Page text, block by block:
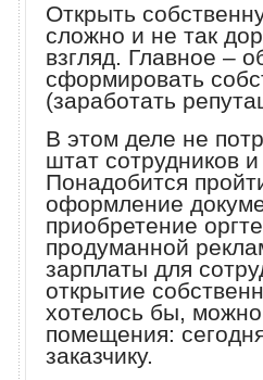
Открыть
сложно и не так
взгляд. Главное –
сформировать
(заработать
В этом деле не
штат сотрудников
Понадобится
оформление
приобретение
продуманной
зарплаты для
открытие
хотелось бы,
помещения:
заказчику.